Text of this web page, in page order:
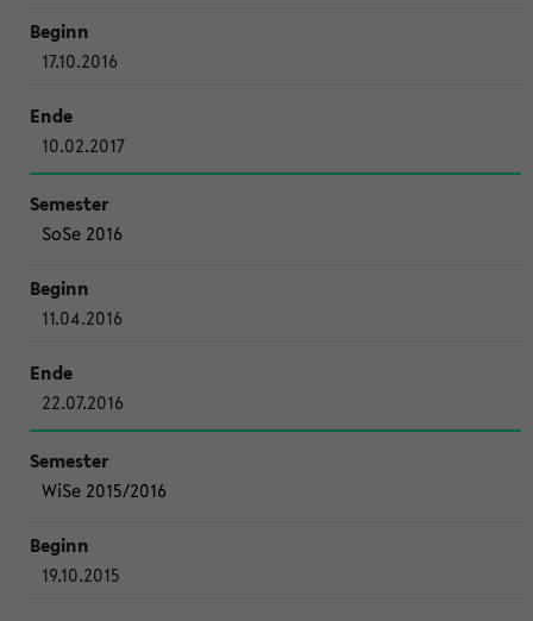
17.10.2016
10.02.2017
SoSe 2016
11.04.2016
22.07.2016
WiSe 2015/2016
19.10.2015